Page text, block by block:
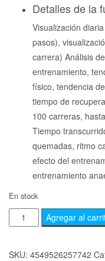
Detalles de la
Visualización
pasos),
carrera) Análisis
entrenamiento,
físico, tendencia
tiempo de
100 carreras,
Tiempo
quemadas, ritmo
efecto del
entrenamiento
En stock
Agregar al
SKU: 4549526257742